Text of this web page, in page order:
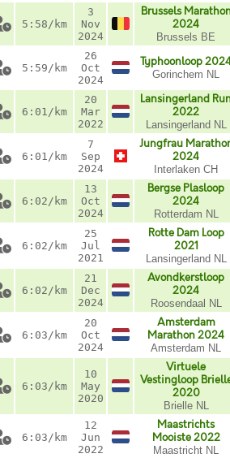
5:58/km
3
Nov
2024
Brussels
2024
Brussels BE
5:59/km
26
Oct
2024
Typhoonloop
Gorinchem NL
6:01/km
20
Mar
2022
Lansingerland
2022
Lansingerland NL
6:01/km
7
Sep
2024
Jungfrau
2024
Interlaken CH
6:02/km
13
Oct
2024
Bergse Plasloop
2024
Rotterdam NL
6:02/km
25
Jul
2021
Rotte Dam Loop
2021
Lansingerland NL
6:02/km
21
Dec
2024
Avondkerstloop
2024
Roosendaal NL
6:03/km
20
Oct
2024
Amsterdam
Marathon 2024
Amsterdam NL
6:03/km
10
May
2020
Virtuele
Vestingloop
2020
Brielle NL
6:03/km
12
Jun
2022
Maastrichts
Mooiste 2022
Maastricht NL